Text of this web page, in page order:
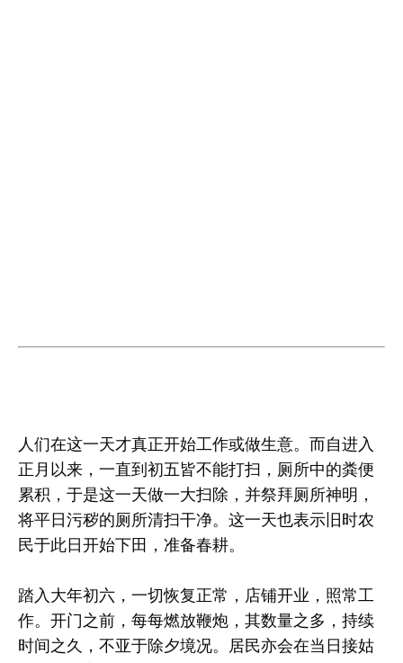
人们在这一天才真正开始工作或做生意。而自进入
正月以来，一直到初五皆不能打扫，厕所中的粪便
累积，于是这一天做一大扫除，并祭拜厕所神明，
将平日污秽的厕所清扫干净。这一天也表示旧时农
民于此日开始下田，准备春耕。
踏入大年初六，一切恢复正常，店铺开业，照常工
作。开门之前，每每燃放鞭炮，其数量之多，持续
时间之久，不亚于除夕境况。居民亦会在当日接姑